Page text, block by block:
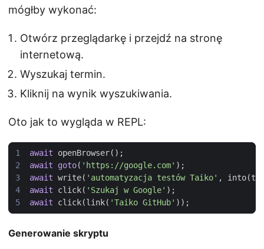
mógłby wykonać:
Otwórz przeglądarkę i przejdź na stronę
internetową.
Wyszukaj termin.
Kliknij na wynik wyszukiwania.
Oto jak to wygląda w REPL:
await openBrowser();
await
goto( 'https://google.com' );
await write( 'automatyzacja testów Taiko' , into(
await
click( 'Szukaj w Google' );
await
click(link( 'Taiko GitHub' ));
Generowanie skryptu